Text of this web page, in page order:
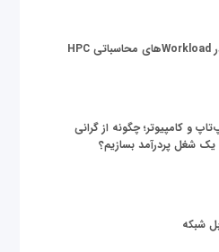
و کامپیوتر؛ چگونه از گرانی
یک شغل پردرآمد بسازیم؟
شبکه